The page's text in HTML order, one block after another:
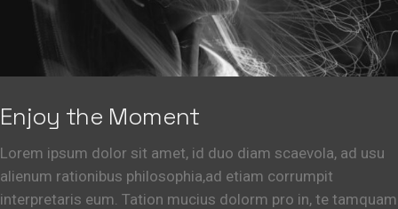
Enjoy the Moment
Lorem ipsum dolor sit amet, id duo diam scaevola, ad usu
alienum rationibus philosophia,ad etiam corrumpit
interpretaris eum. Tation mucius dolorm pro in, te tamquam